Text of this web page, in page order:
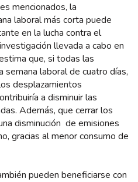
mencionados, la
laboral más corta puede
en la lucha contra el
llevada a cabo en
que, si todas las
semana laboral de cuatro días,
desplazamientos
a disminuir las
Además, que cerrar los
disminución de emisiones
gracias al menor consumo de
pueden beneficiarse con